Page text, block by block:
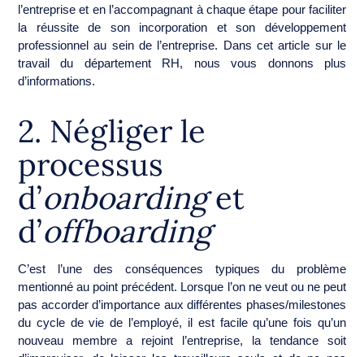
l’entreprise et en l’accompagnant à chaque étape pour faciliter
la réussite de son incorporation et son développement
professionnel au sein de l’entreprise. Dans cet article sur le
travail du département RH, nous vous donnons plus
d’informations.
2. Négliger le
processus
d’onboardinget
d’offboarding
C’est l’une des conséquences typiques du problème
mentionné au point précédent. Lorsque l’on ne veut ou ne peut
pas accorder d’importance aux différentes phases/milestones
du cycle de vie de l’employé, il est facile qu’une fois qu’un
nouveau membre a rejoint l’entreprise, la tendance soit